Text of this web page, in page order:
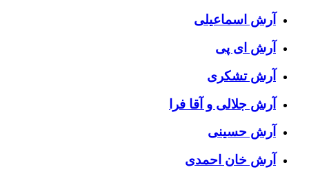
آرش اسماعیلی
آرش ای پی
آرش تشکری
آرش جلالی و آقا فرا
آرش حسینی
آرش خان احمدی